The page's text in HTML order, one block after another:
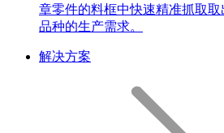
章零件的料框中快速精准抓取
品种的生产需求。
解决方案